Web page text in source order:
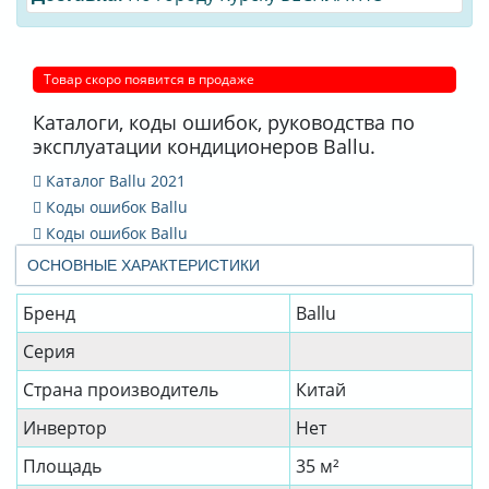
ОСНОВНЫЕ ХАРАКТЕРИСТИКИ
Бренд
Ballu
Серия
Страна производитель
Китай
Инвертор
Нет
Площадь
35 м²
Товар скоро появится в продаже
Каталоги, коды ошибок, руководства по
эксплуатации кондиционеров Ballu.
Каталог Ballu 2021
Коды ошибок Ballu
Коды ошибок Ballu